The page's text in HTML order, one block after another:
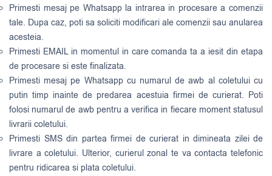
Primesti mesaj pe Whatsapp la intrarea in procesare a comenzii
tale. Dupa caz, poti sa soliciti modificari ale comenzii sau anularea
acesteia.
Primesti EMAIL in momentul in care comanda ta a iesit din etapa
de procesare si este finalizata.
Primesti mesaj pe Whatsapp cu numarul de awb al coletului cu
putin timp inainte de predarea acestuia firmei de curierat. Poti
folosi numarul de awb pentru a verifica in fiecare moment statusul
livrarii coletului.
Primesti SMS din partea firmei de curierat in dimineata zilei de
livrare a coletului. Ulterior, curierul zonal te va contacta telefonic
pentru ridicarea si plata coletului.